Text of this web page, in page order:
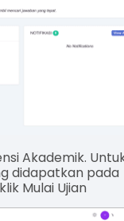
Akademik.
didapatkan pada
Mulai Ujian